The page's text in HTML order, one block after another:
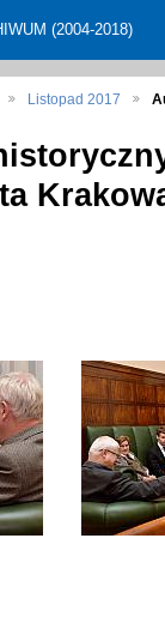
(2004-2018)
Listopad 2017